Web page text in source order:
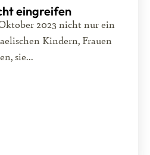
eingreifen
2023 nicht nur ein
Kindern, Frauen
sie...